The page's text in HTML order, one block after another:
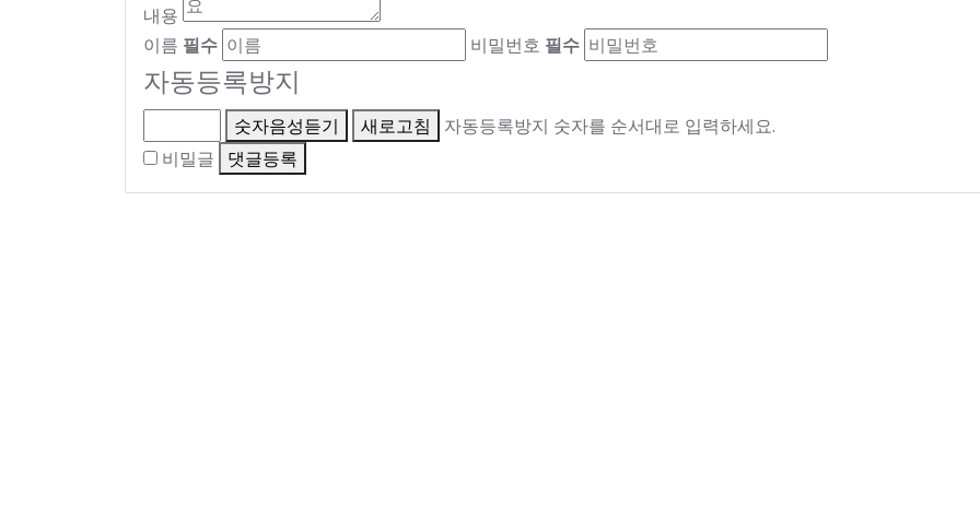
내용
이름 필수 비밀번호 필수
자동등록방지
숫자음성듣기 새로고침
자동등록방지 숫자를 순서대로 입력하세요.
비밀글
댓글등록